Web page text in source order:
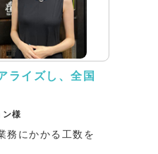
ライズし、全国
様
務にかかる工数を